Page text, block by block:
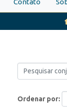
Contato
Ordenar por